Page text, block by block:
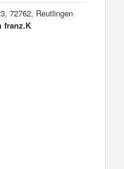
72762, Reutlingen
franz.K